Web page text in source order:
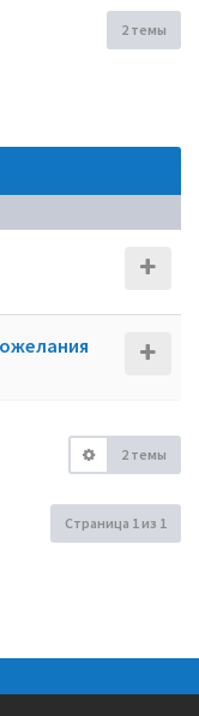
2 темы
2 темы
Страница 1из 1